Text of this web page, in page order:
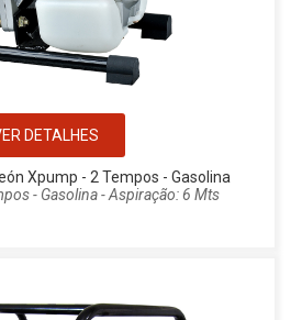
DETALHES
Xpump - 2 Tempos - Gasolina
- Gasolina - Aspiração: 6 Mts